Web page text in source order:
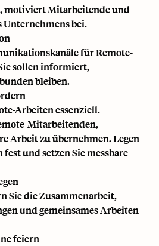
motiviert Mitarbeitende und
bei.
für Remote-
sollen informiert,
bleiben.
Arbeiten essenziell.
Mitarbeitenden,
Arbeit zu übernehmen. Legen
und setzen Sie messbare
Sie die Zusammenarbeit,
und gemeinsames Arbeiten
feiern